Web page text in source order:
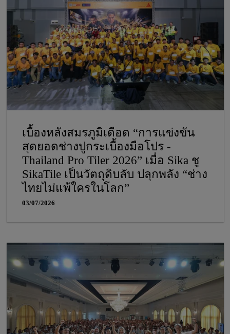
เบื้องหลังสมรภูมิเดือด “การแข่งขัน
สุดยอดช่างปูกระเบื้องมือโปร -
Thailand Pro Tiler 2026” เมื่อ Sika ชู
SikaTile เป็นวัตถุดิบลับ ปลุกพลัง “ช่าง
ไทยไม่แพ้ใครในโลก”
03/07/2026